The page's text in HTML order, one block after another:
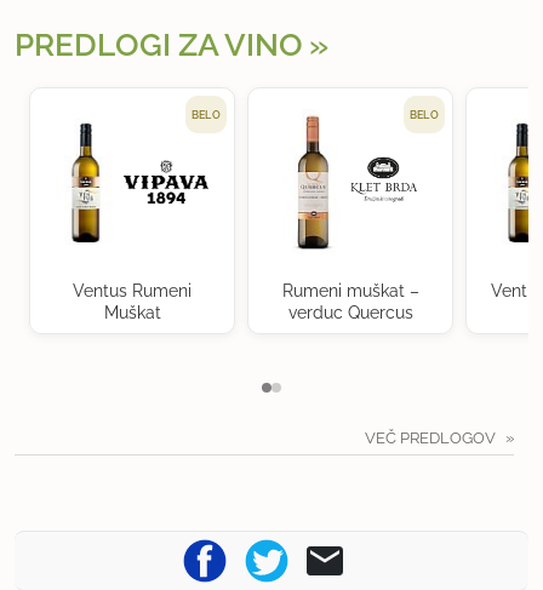
PREDLOGI ZA VINO
BELO
Ventus Rumeni
Muškat
BELO
Rumeni muškat –
verduc Quercus
VEČ PREDLOGOV